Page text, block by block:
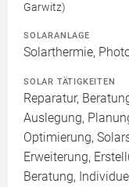
Garwitz)
SOLARANLAGE
Solarthermie,
SOLAR TÄTIGKEITEN
Reparatur,
Auslegung,
Optimierung,
Erweiterung,
Beratung,